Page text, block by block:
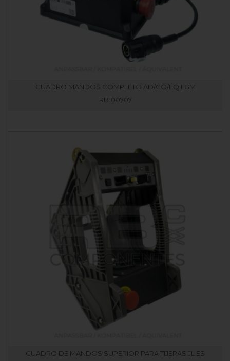
CUADRO MANDOS COMPLETO AD/CO/EQ LGM
RB100707
CUADRO DE MANDOS SUPERIOR PARA TIJERAS JL ES